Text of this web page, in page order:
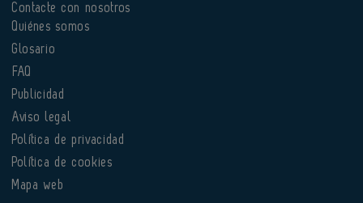
Contacte con nosotros
Quiénes somos
Glosario
FAQ
Publicidad
Aviso legal
Política de privacidad
Política de cookies
Mapa web